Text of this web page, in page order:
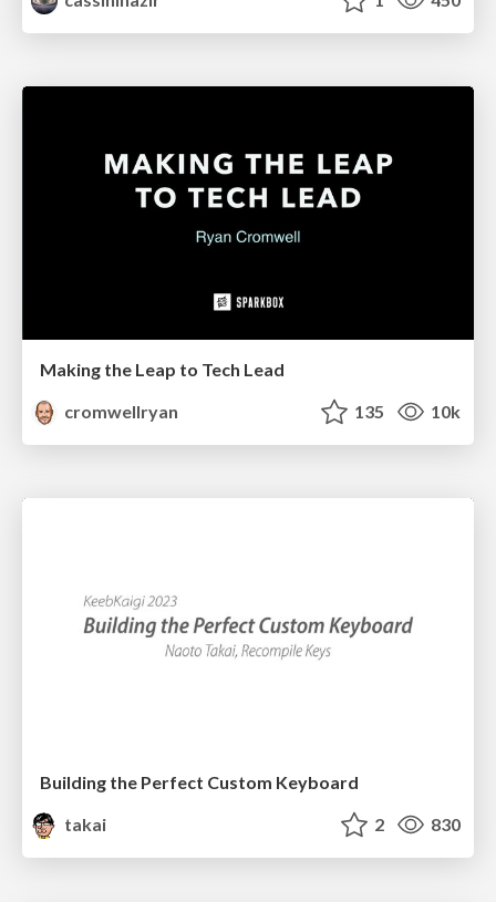
Making the Leap to Tech Lead
cromwellryan
135 10k
Building the Perfect Custom Keyboard
takai
2 830